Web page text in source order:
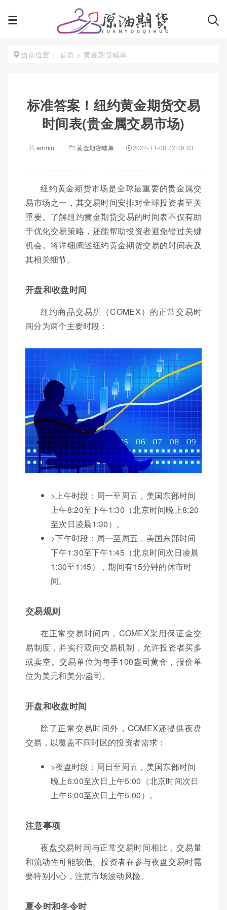
当前位置： 首页 > 黄金期货喊单
标准答案！纽约黄金期货交易
时间表(贵金属交易市场)
admin 黄金期货喊单 2024-11-08 22:06:03
纽约黄金期货市场是全球最重要的贵金属交
易市场之一，其交易时间安排对全球投资者至关
重要。了解纽约黄金期货交易的时间表不仅有助
于优化交易策略，还能帮助投资者避免错过关键
机会。将详细阐述纽约黄金期货交易的时间表及
其相关细节。
开盘和收盘时间
纽约商品交易所（COMEX）的正常交易时
间分为两个主要时段：
>上午时段：周一至周五，美国东部时间
上午8:20至下午1:30（北京时间晚上8:20
至次日凌晨1:30）。
>下午时段：周一至周五，美国东部时间
下午1:30至下午1:45（北京时间次日凌晨
1:30至1:45），期间有15分钟的休市时
间。
交易规则
在正常交易时间内，COMEX采用保证金交
易制度，并实行双向交易机制，允许投资者买多
或卖空。交易单位为每手100盎司黄金，报价单
位为美元和美分/盎司。
开盘和收盘时间
除了正常交易时间外，COMEX还提供夜盘
交易，以覆盖不同时区的投资者需求：
>夜盘时段：周日至周五，美国东部时间
晚上6:00至次日上午5:00（北京时间次日
上午6:00至次日上午5:00）。
注意事项
夜盘交易时间与正常交易时间相比，交易量
和流动性可能较低。投资者在参与夜盘交易时需
要特别小心，注意市场波动风险。
夏令时和冬令时